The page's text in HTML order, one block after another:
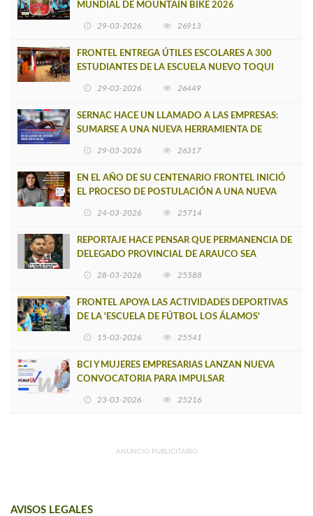
MUNDIAL DE MOUNTAIN BIKE 2026
29-03-2026 26913
FRONTEL ENTREGA ÚTILES ESCOLARES A 300
ESTUDIANTES DE LA ESCUELA NUEVO TOQUI
29-03-2026 26449
SERNAC HACE UN LLAMADO A LAS EMPRESAS:
SUMARSE A UNA NUEVA HERRAMIENTA DE
29-03-2026 26317
EN EL AÑO DE SU CENTENARIO FRONTEL INICIÓ
EL PROCESO DE POSTULACIÓN A UNA NUEVA
24-03-2026 25714
REPORTAJE HACE PENSAR QUE PERMANENCIA DE
DELEGADO PROVINCIAL DE ARAUCO SEA
28-03-2026 25588
FRONTEL APOYA LAS ACTIVIDADES DEPORTIVAS
DE LA 'ESCUELA DE FÚTBOL LOS ÁLAMOS'
15-03-2026 25541
BCI Y MUJERES EMPRESARIAS LANZAN NUEVA
CONVOCATORIA PARA IMPULSAR
23-03-2026 25216
ANUNCIO PUBLICITARIO
AVISOS LEGALES